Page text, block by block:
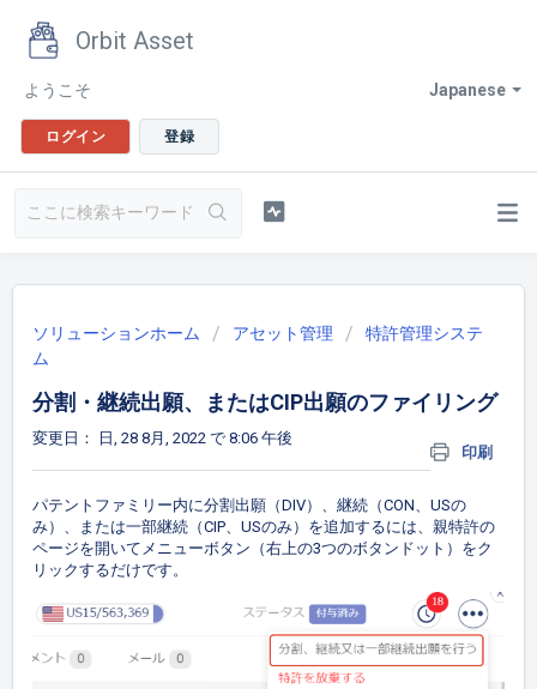
Orbit Asset
Japanese
ようこそ
ログイン 登録
ソリューションホーム アセット管理
特許管理システ
ム
分割・継続出願、またはCIP出願のファイリング
印刷
変更日： 日, 28 8月, 2022 で 8:06 午後
パテントファミリー内に分割出願（DIV）、継続（CON、USの
み）、または一部継続（CIP、USのみ）を追加するには、親特許の
ページを開いてメニューボタン（右上の3つのボタンドット）をク
リックするだけです。